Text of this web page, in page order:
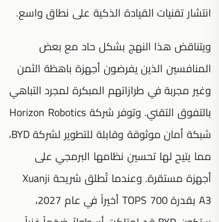
انتشار تقنيات القيادة الذكية على نطاق واسع.
ويتناقض هذا النهج بشكل حاد مع بعض
المنافسين الذين يفرضون أجهزة باهظة الثمن
وغير مجربة في طرازاتهم المبكرة لمجرد التباهي
بالتفوق التقني. وتوفر شركة Horizon Robotics
شبكة أمان موثوقة وقابلة للتطوير لشركة BYD،
مما يتيح لها تحسين نظامها البرمجي على
أجهزة مستقرة. وعندما تُطلق شريحة Xuanji
A3 بقدرة 700 TOPS أخيراً في عام 2027،